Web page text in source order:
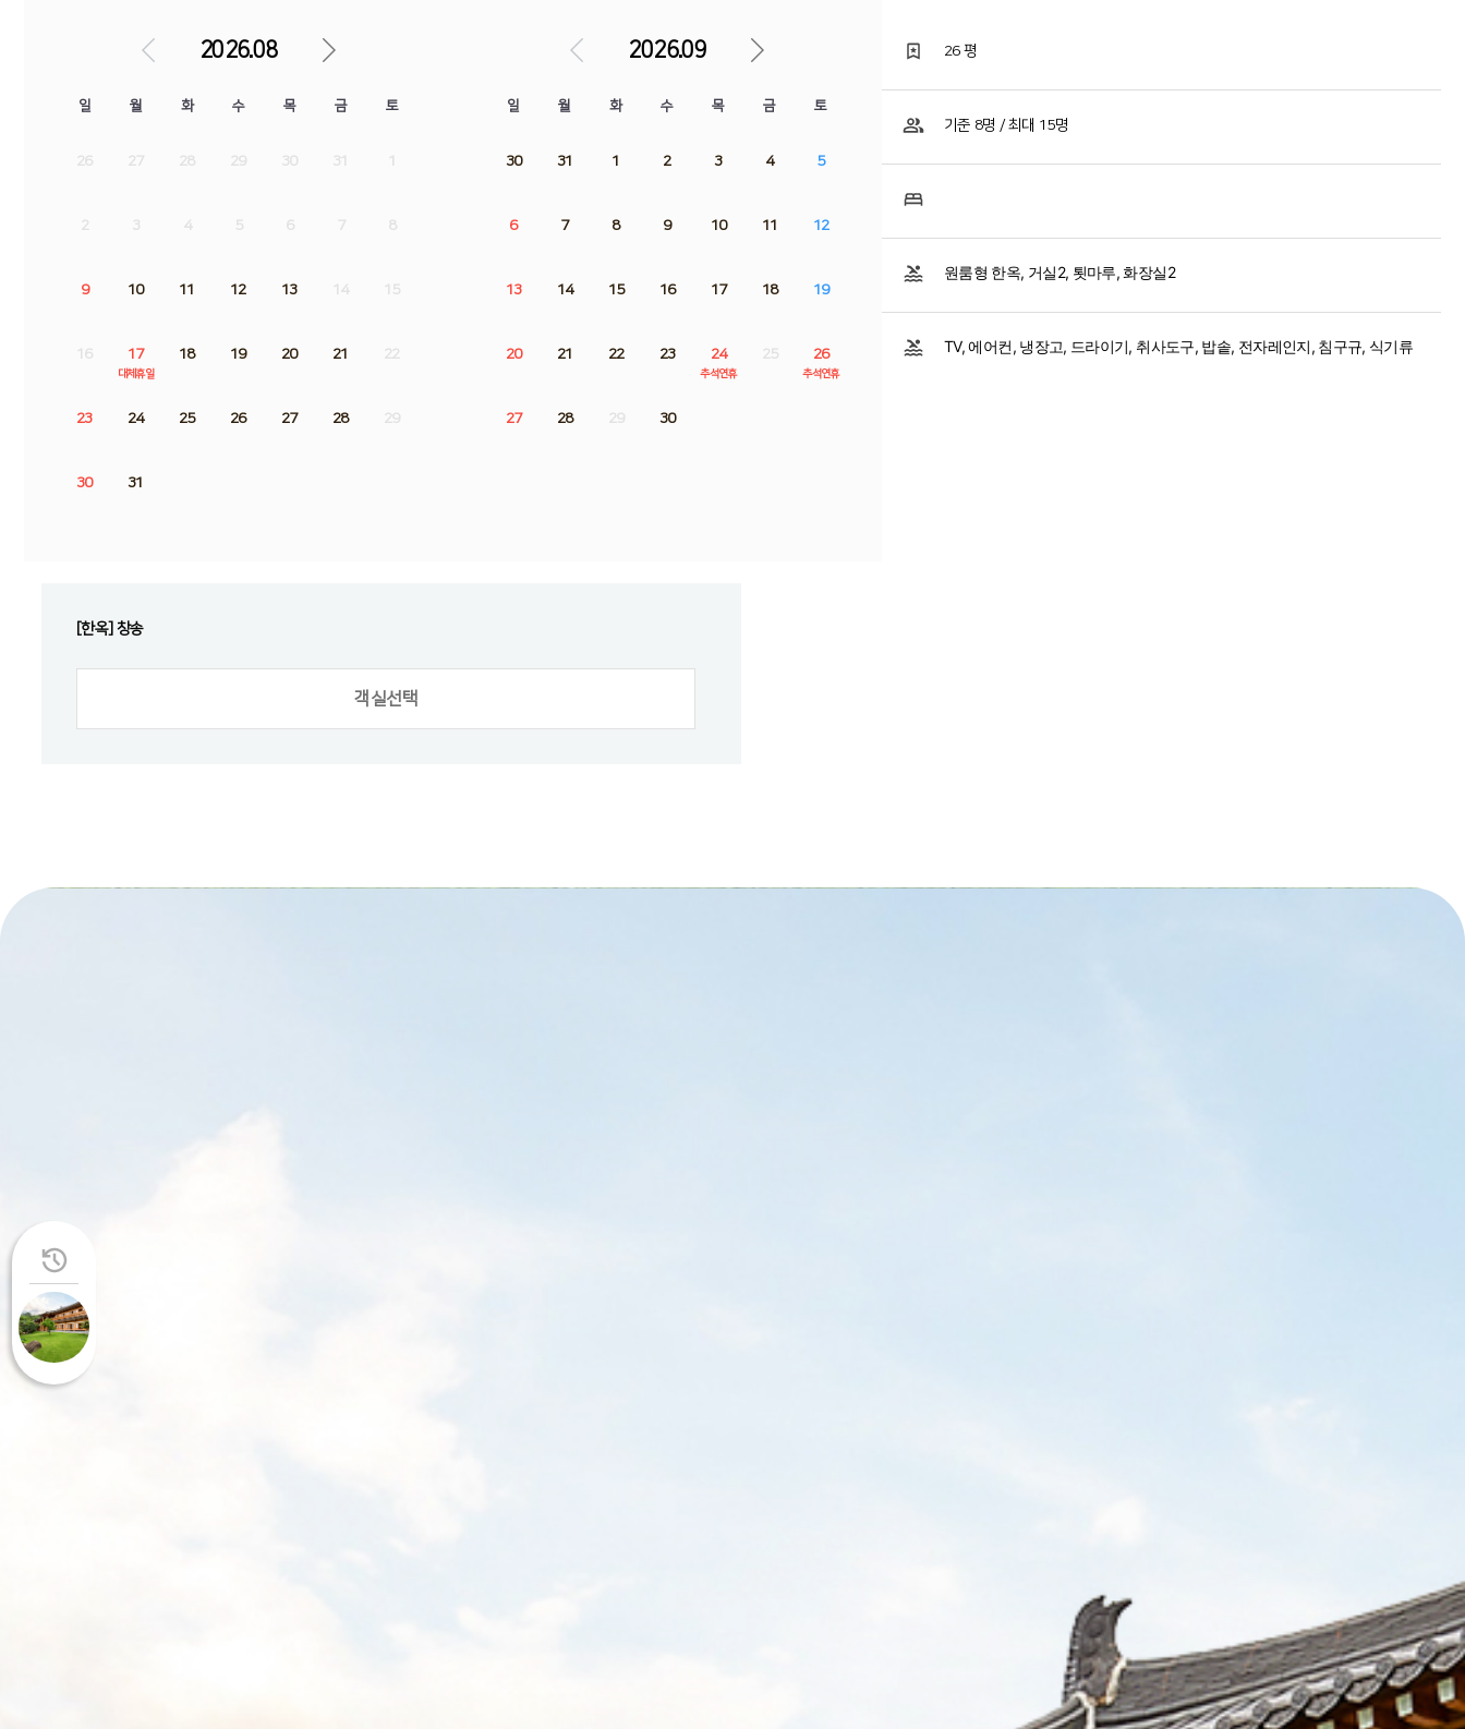
2026.08
일 월 화 수 목 금 토
26 27 28 29 30 31 1
2 3 4 5 6 7 8
9 10 11 12 13 14 15
16 17
대체휴일
18 19 20 21 22
23 24 25 26 27 28 29
30 31
2026.09
일 월 화 수 목 금 토
30 31 1 2 3 4 5
6 7 8 9 10 11 12
13 14 15 16 17 18 19
20 21 22 23 24
추석연휴
25 26
추석연휴
27 28 29 30
26 평
기준 8명 / 최대 15명
원룸형 한옥, 거실2, 툇마루, 화장실2
TV, 에어컨, 냉장고, 드라이기, 취사도구, 밥솥, 전자레인지, 침구규, 식기류
[한옥] 창송
객실선택